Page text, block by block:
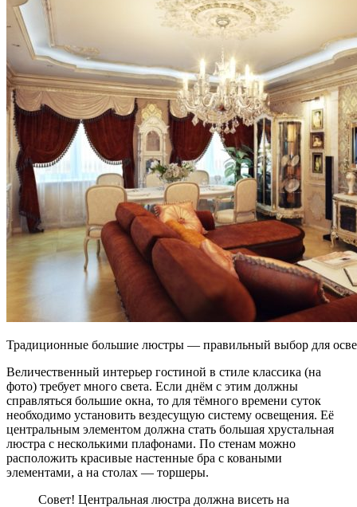
Традиционные большие люстры — правильный выбор для
Величественный интерьер гостиной в стиле классика (на
фото) требует много света. Если днём с этим должны
справляться большие окна, то для тёмного времени суток
необходимо установить вездесущую систему освещения. Её
центральным элементом должна стать большая хрустальная
люстра с несколькими плафонами. По стенам можно
расположить красивые настенные бра с коваными
элементами, а на столах — торшеры.
Совет! Центральная люстра должна висеть на